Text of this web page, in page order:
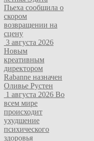
Пьеха сообщила о
скором
возвращении на
сцену
3 августа 2026
Новым
креативным
директором
Rabanne назначен
Оливье Рустен
1 августа 2026 Во
всем мире
происходит
ухудшение
психического
здоровья